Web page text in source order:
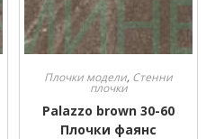
Плочки модели, Стенни
плочки
Palazzo brown 30-60
Плочки фаянс